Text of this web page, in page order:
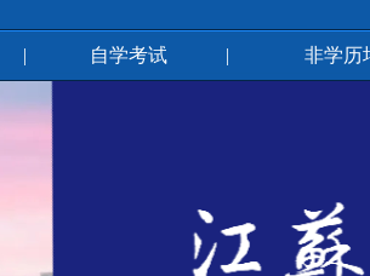
| 自学考试 | 非学历